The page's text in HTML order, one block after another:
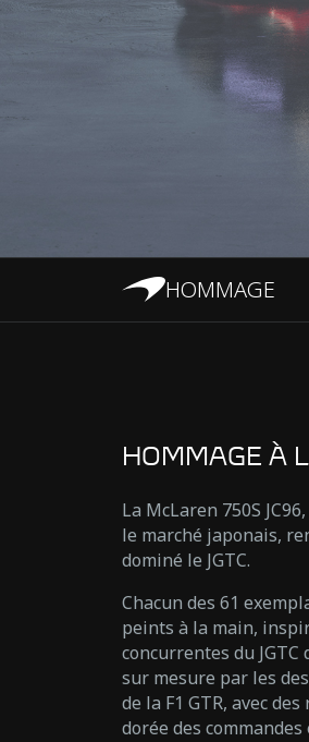
HOMMAGE
HOMMAGE À
La McLaren 750S
le marché japonais,
dominé le JGTC.
Chacun des 61
peints à la main,
concurrentes du JGTC
sur mesure par les
de la F1 GTR, avec
dorée des commandes